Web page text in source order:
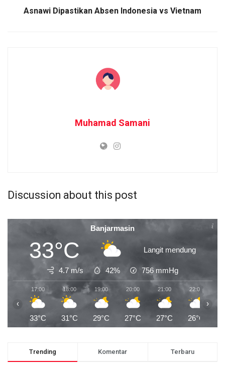
Asnawi Dipastikan Absen Indonesia vs Vietnam
Muhamad Samani
Discussion about this post
Banjarmasin
33°C Langit mendung
4.7 m/s 42% 756 mmHg
17:00
33°C
18:00
31°C
19:00
29°C
20:00
27°C
21:00
27°C
22:00
26°C
‹ ›
Trending Komentar Terbaru